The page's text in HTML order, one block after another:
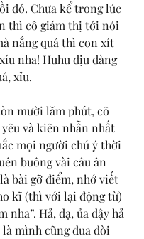
đó. Chưa kể trong lúc
thì cô giám thị tới nói
nắng quá thì con xít
nha! Huhu dịu dàng
xỉu.
mười lăm phút, cô
và kiên nhẫn nhất
mọi người chú ý thời
buông vài câu ân
bài gỡ điểm, nhớ viết
kĩ (thì với lại động từ)
nha”. Hả, dạ, ủa dậy hả
là mình cũng đua đòi